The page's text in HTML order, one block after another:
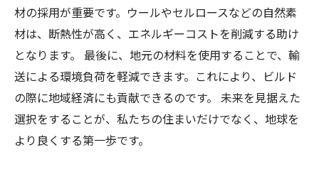
材の採用が重要です。ウールやセルロースなどの自然素
材は、断熱性が高く、エネルギーコストを削減する助け
となります。 最後に、地元の材料を使用することで、輸
送による環境負荷を軽減できます。これにより、ビルド
の際に地域経済にも貢献できるのです。 未来を見据えた
選択をすることが、私たちの住まいだけでなく、地球を
より良くする第一歩です。